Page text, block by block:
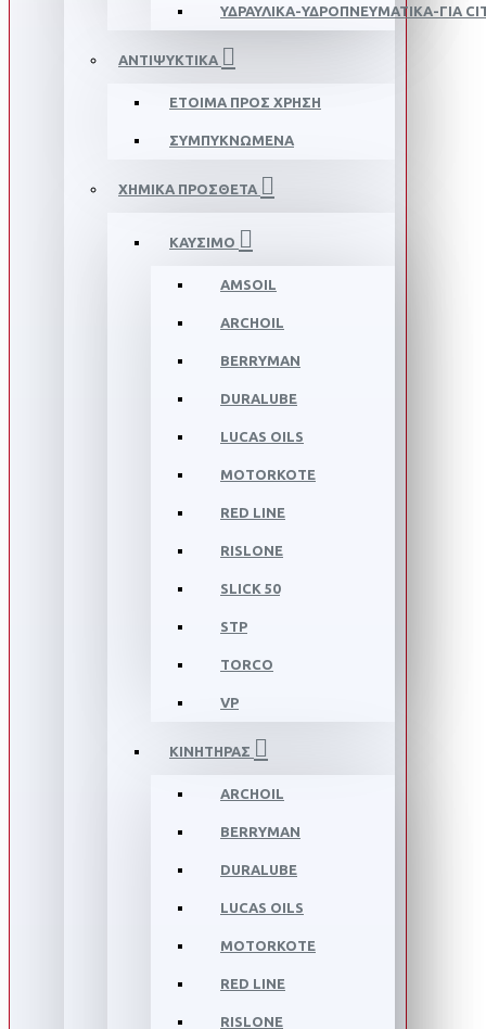
ΥΔΡΑΥΛΙΚΑ-ΥΔΡΟΠΝΕΥΜΑΤΙΚΑ-ΓΙΑ
ΑΝΤΙΨΥΚΤΙΚΑ
ΕΤΟΙΜΑ ΠΡΟΣ ΧΡΗΣΗ
ΣΥΜΠΥΚΝΩΜΕΝΑ
ΧΗΜΙΚΑ ΠΡΟΣΘΕΤΑ
ΚΑΥΣΙΜΟ
AMSOIL
ARCHOIL
BERRYMAN
DURALUBE
LUCAS OILS
MOTORKOTE
RED LINE
RISLONE
SLICK 50
STP
TORCO
VP
ΚΙΝΗΤΗΡΑΣ
ARCHOIL
BERRYMAN
DURALUBE
LUCAS OILS
MOTORKOTE
RED LINE
RISLONE